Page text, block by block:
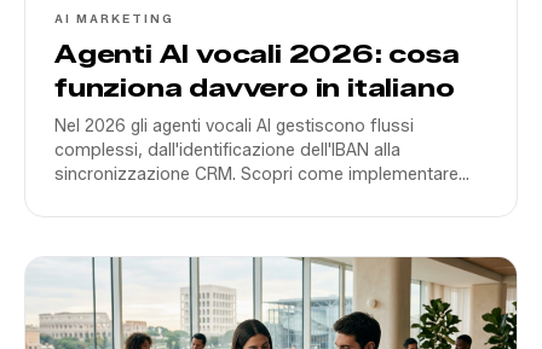
AI MARKETING
Agenti AI vocali 2026: cosa
funziona davvero in italiano
Nel 2026 gli agenti vocali AI gestiscono flussi
complessi, dall'identificazione dell'IBAN alla
sincronizzazione CRM. Scopri come implementare